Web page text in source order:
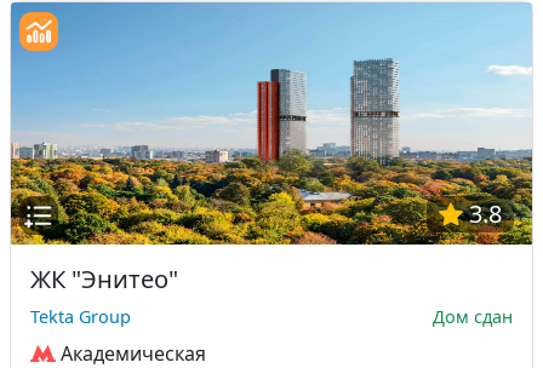
3.8
ЖК "Энитео"
Tekta Group Дом сдан
Академическая